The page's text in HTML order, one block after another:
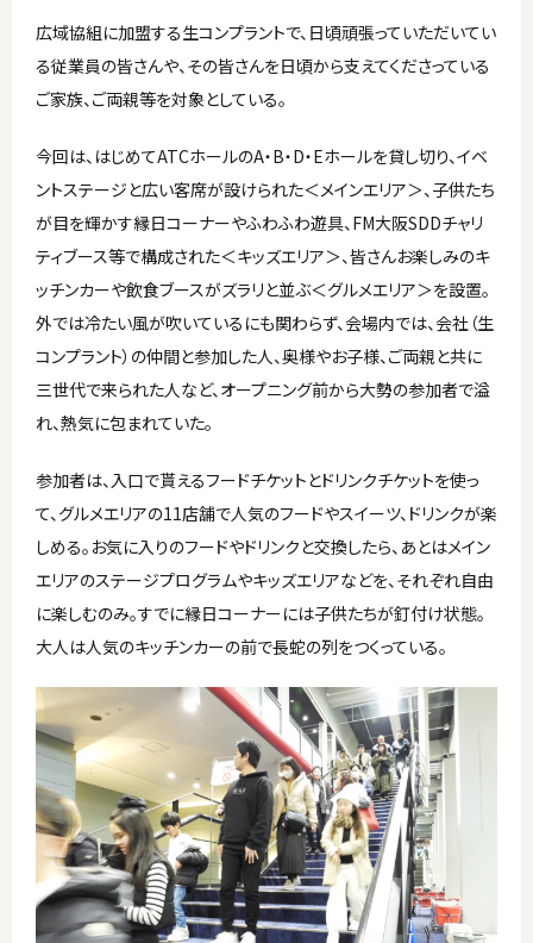
広域協組に加盟する生コンプラントで、日頃頑張っていただいてい
る従業員の皆さんや、その皆さんを日頃から支えてくださっている
ご家族、ご両親等を対象としている。
今回は、はじめてATCホールのA・B・D・Eホールを貸し切り、イベ
ントステージと広い客席が設けられた＜メインエリア＞、子供たち
が目を輝かす縁日コーナーやふわふわ遊具、FM大阪SDDチャリ
ティブース等で構成された＜キッズエリア＞、皆さんお楽しみのキ
ッチンカーや飲食ブースがズラリと並ぶ＜グルメエリア＞を設置。
外では冷たい風が吹いているにも関わらず、会場内では、会社（生
コンプラント）の仲間と参加した人、奥様やお子様、ご両親と共に
三世代で来られた人など、オープニング前から大勢の参加者で溢
れ、熱気に包まれていた。
参加者は、入口で貰えるフードチケットとドリンクチケットを使っ
て、グルメエリアの11店舗で人気のフードやスイーツ、ドリンクが楽
しめる。お気に入りのフードやドリンクと交換したら、あとはメイン
エリアのステージプログラムやキッズエリアなどを、それぞれ自由
に楽しむのみ。すでに縁日コーナーには子供たちが釘付け状態。
大人は人気のキッチンカーの前で長蛇の列をつくっている。